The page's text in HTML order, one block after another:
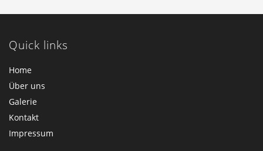
Quick links
Home
Über uns
Galerie
Kontakt
Impressum